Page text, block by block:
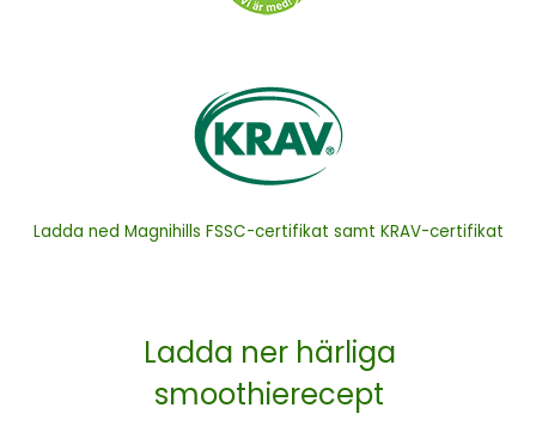
Ladda ned Magnihills FSSC-certifikat samt KRAV-certifikat
Ladda ner härliga
smoothierecept